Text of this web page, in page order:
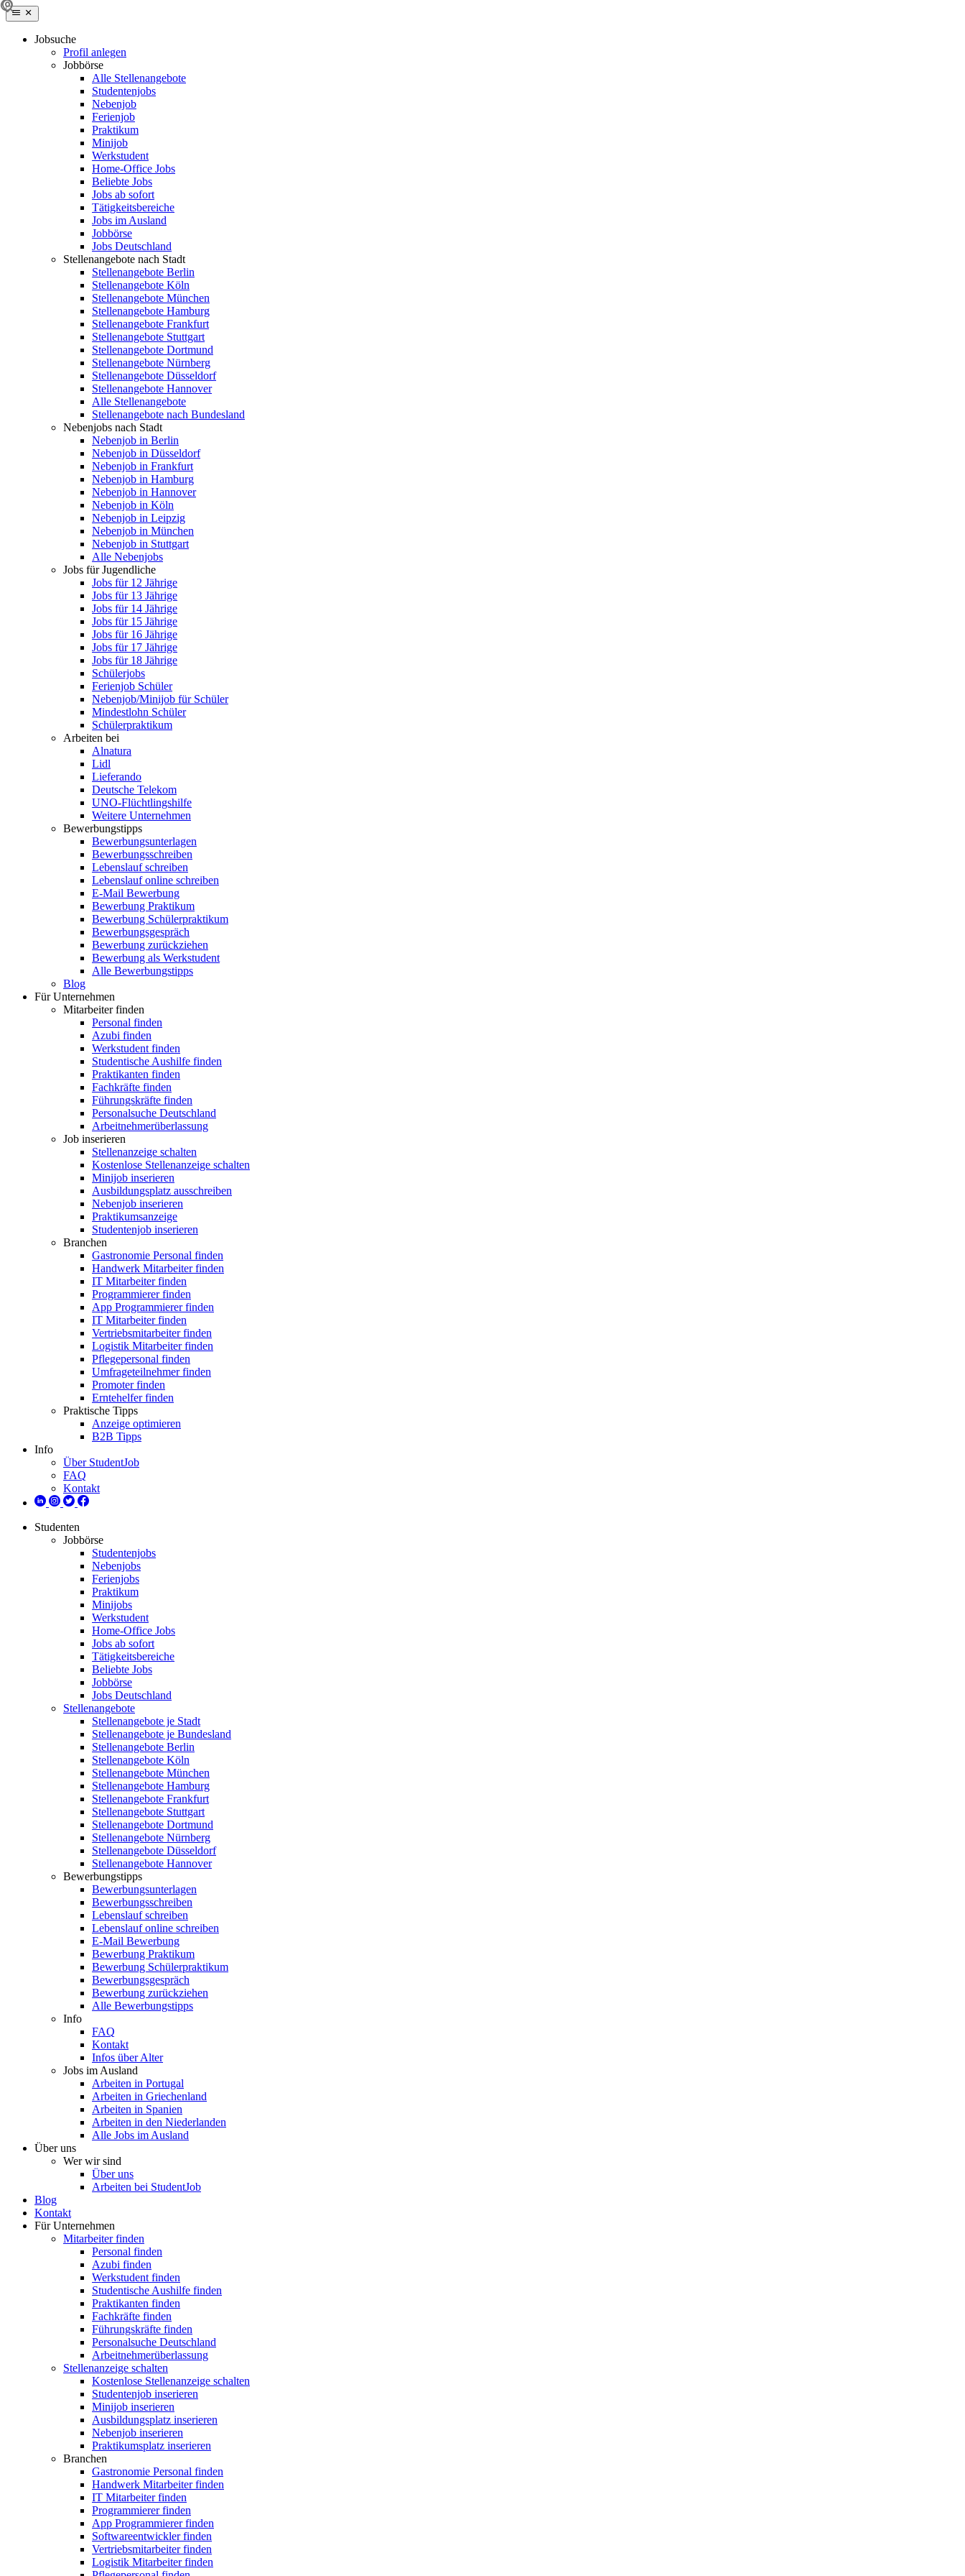
Jobsuche
Profil anlegen
Jobbörse
Alle Stellenangebote
Studentenjobs
Nebenjob
Ferienjob
Praktikum
Minijob
Werkstudent
Home-Office Jobs
Beliebte Jobs
Jobs ab sofort
Tätigkeitsbereiche
Jobs im Ausland
Jobbörse
Jobs Deutschland
Stellenangebote nach Stadt
Stellenangebote Berlin
Stellenangebote Köln
Stellenangebote München
Stellenangebote Hamburg
Stellenangebote Frankfurt
Stellenangebote Stuttgart
Stellenangebote Dortmund
Stellenangebote Nürnberg
Stellenangebote Düsseldorf
Stellenangebote Hannover
Alle Stellenangebote
Stellenangebote nach Bundesland
Nebenjobs nach Stadt
Nebenjob in Berlin
Nebenjob in Düsseldorf
Nebenjob in Frankfurt
Nebenjob in Hamburg
Nebenjob in Hannover
Nebenjob in Köln
Nebenjob in Leipzig
Nebenjob in München
Nebenjob in Stuttgart
Alle Nebenjobs
Jobs für Jugendliche
Jobs für 12 Jährige
Jobs für 13 Jährige
Jobs für 14 Jährige
Jobs für 15 Jährige
Jobs für 16 Jährige
Jobs für 17 Jährige
Jobs für 18 Jährige
Schülerjobs
Ferienjob Schüler
Nebenjob/Minijob für Schüler
Mindestlohn Schüler
Schülerpraktikum
Arbeiten bei
Alnatura
Lidl
Lieferando
Deutsche Telekom
UNO-Flüchtlingshilfe
Weitere Unternehmen
Bewerbungstipps
Bewerbungsunterlagen
Bewerbungsschreiben
Lebenslauf schreiben
Lebenslauf online schreiben
E-Mail Bewerbung
Bewerbung Praktikum
Bewerbung Schülerpraktikum
Bewerbungsgespräch
Bewerbung zurückziehen
Bewerbung als Werkstudent
Alle Bewerbungstipps
Blog
Für Unternehmen
Mitarbeiter finden
Personal finden
Azubi finden
Werkstudent finden
Studentische Aushilfe finden
Praktikanten finden
Fachkräfte finden
Führungskräfte finden
Personalsuche Deutschland
Arbeitnehmerüberlassung
Job inserieren
Stellenanzeige schalten
Kostenlose Stellenanzeige schalten
Minijob inserieren
Ausbildungsplatz ausschreiben
Nebenjob inserieren
Praktikumsanzeige
Studentenjob inserieren
Branchen
Gastronomie Personal finden
Handwerk Mitarbeiter finden
IT Mitarbeiter finden
Programmierer finden
App Programmierer finden
IT Mitarbeiter finden
Vertriebsmitarbeiter finden
Logistik Mitarbeiter finden
Pflegepersonal finden
Umfrageteilnehmer finden
Promoter finden
Erntehelfer finden
Praktische Tipps
Anzeige optimieren
B2B Tipps
Info
Über StudentJob
FAQ
Kontakt
Studenten
Jobbörse
Studentenjobs
Nebenjobs
Ferienjobs
Praktikum
Minijobs
Werkstudent
Home-Office Jobs
Jobs ab sofort
Tätigkeitsbereiche
Beliebte Jobs
Jobbörse
Jobs Deutschland
Stellenangebote
Stellenangebote je Stadt
Stellenangebote je Bundesland
Stellenangebote Berlin
Stellenangebote Köln
Stellenangebote München
Stellenangebote Hamburg
Stellenangebote Frankfurt
Stellenangebote Stuttgart
Stellenangebote Dortmund
Stellenangebote Nürnberg
Stellenangebote Düsseldorf
Stellenangebote Hannover
Bewerbungstipps
Bewerbungsunterlagen
Bewerbungsschreiben
Lebenslauf schreiben
Lebenslauf online schreiben
E-Mail Bewerbung
Bewerbung Praktikum
Bewerbung Schülerpraktikum
Bewerbungsgespräch
Bewerbung zurückziehen
Alle Bewerbungstipps
Info
FAQ
Kontakt
Infos über Alter
Jobs im Ausland
Arbeiten in Portugal
Arbeiten in Griechenland
Arbeiten in Spanien
Arbeiten in den Niederlanden
Alle Jobs im Ausland
Über uns
Wer wir sind
Über uns
Arbeiten bei StudentJob
Blog
Kontakt
Für Unternehmen
Mitarbeiter finden
Personal finden
Azubi finden
Werkstudent finden
Studentische Aushilfe finden
Praktikanten finden
Fachkräfte finden
Führungskräfte finden
Personalsuche Deutschland
Arbeitnehmerüberlassung
Stellenanzeige schalten
Kostenlose Stellenanzeige schalten
Studentenjob inserieren
Minijob inserieren
Ausbildungsplatz inserieren
Nebenjob inserieren
Praktikumsplatz inserieren
Branchen
Gastronomie Personal finden
Handwerk Mitarbeiter finden
IT Mitarbeiter finden
Programmierer finden
App Programmierer finden
Softwareentwickler finden
Vertriebsmitarbeiter finden
Logistik Mitarbeiter finden